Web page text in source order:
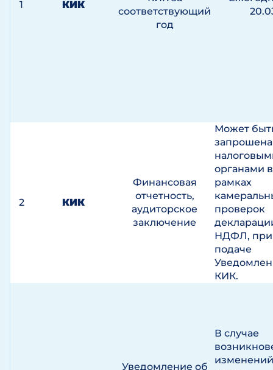
1 КИК
соответствующий
год
2 КИК
Финансовая
отчетность,
аудиторское
заключение
Может
запрошена
органами в
рамках
проверок
НДФЛ, при
подаче
КИК.
Уведомление об
В случае